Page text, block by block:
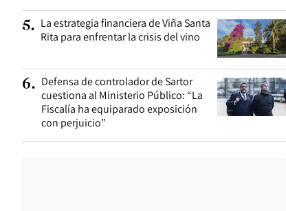
5. La estrategia financiera de Viña Santa
Rita para enfrentar la crisis del vino
6. Defensa de controlador de Sartor
cuestiona al Ministerio Público: “La
Fiscalía ha equiparado exposición
con perjuicio”